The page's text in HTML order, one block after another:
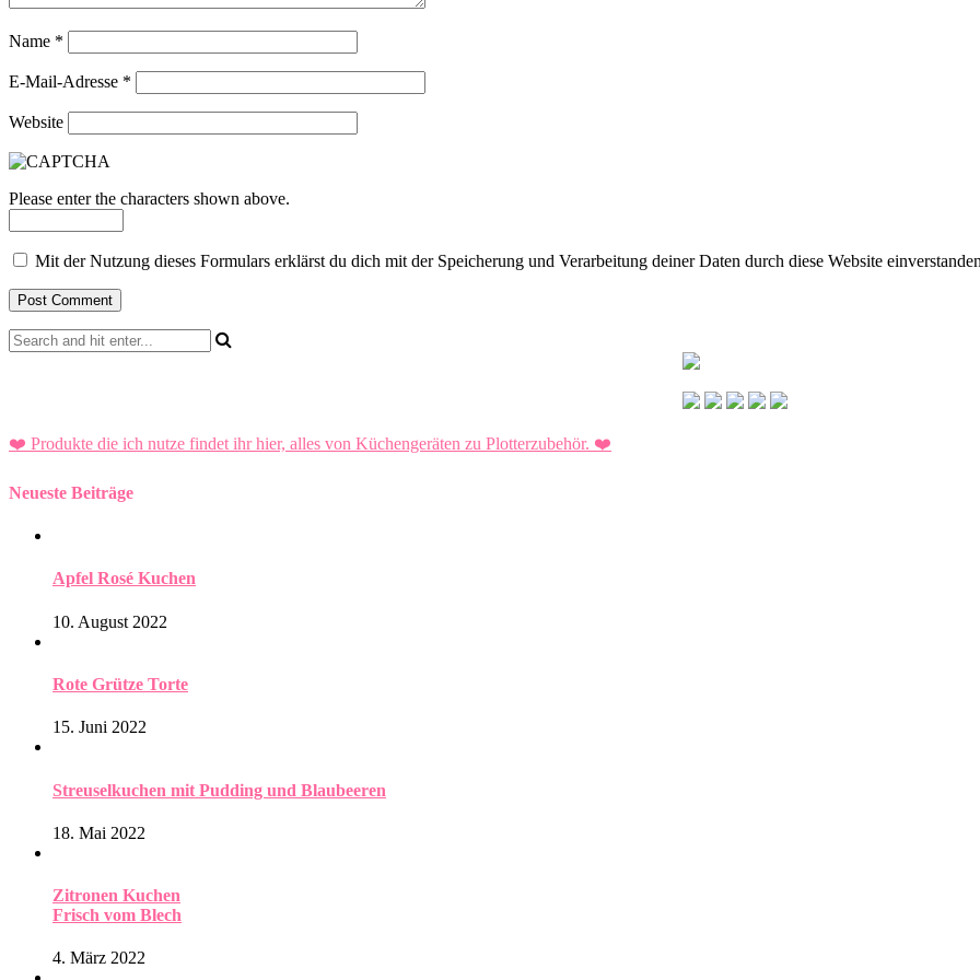
Name *
E-Mail-Adresse *
Website
Please enter the characters shown above.
Mit der Nutzung dieses Formulars erklärst du dich mit der Speicherung und Verarbeitung deiner Daten durch diese Website
❤️ Produkte die ich nutze findet ihr hier, alles von Küchengeräten zu Plotterzubehör. ❤️
Neueste Beiträge
Apfel Rosé Kuchen
10. August 2022
Rote Grütze Torte
15. Juni 2022
Streuselkuchen mit Pudding und Blaubeeren
18. Mai 2022
Zitronen Kuchen
Frisch vom Blech
4. März 2022